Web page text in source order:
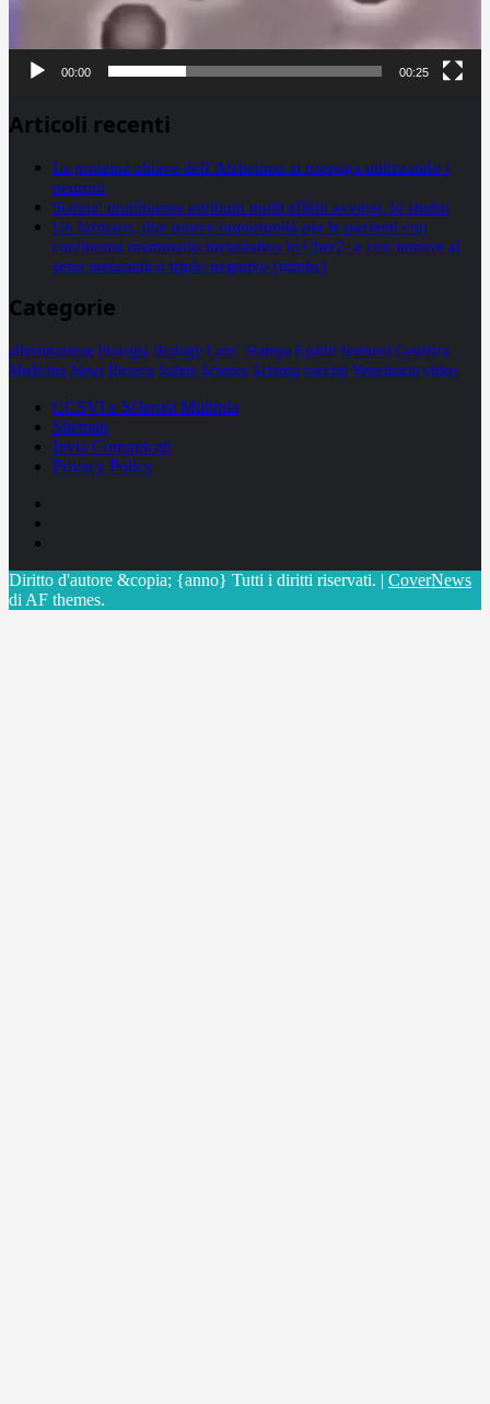
00:00 00:25
Articoli recenti
La proteina chiave dell’Alzheimer si propaga utilizzando i
neuroni
Statine: inutilmente attribuiti molti effetti avversi, lo studio
Un farmaco, due nuove opportunità per le pazienti con
carcinoma mammario metastatico hr+/her2- e con tumore al
seno metastatico triplo negativo (mtnbc)
Categorie
alimentazione biologia Biology Com. Stampa Epatiti featured Genetica
Medicina News Ricerca Salute Science Scienza vaccini Veterinaria video
CCSVI e Sclerosi Multipla
Sitemap
Invia Comunicati
Privacy Policy
Diritto d'autore &copia; {anno} Tutti i diritti riservati. | CoverNews
di AF themes.